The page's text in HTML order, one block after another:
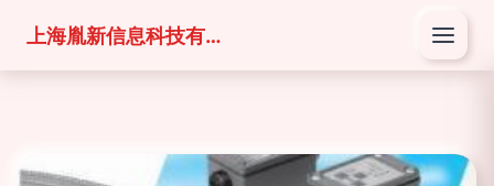
上海胤新信息科技有限公司